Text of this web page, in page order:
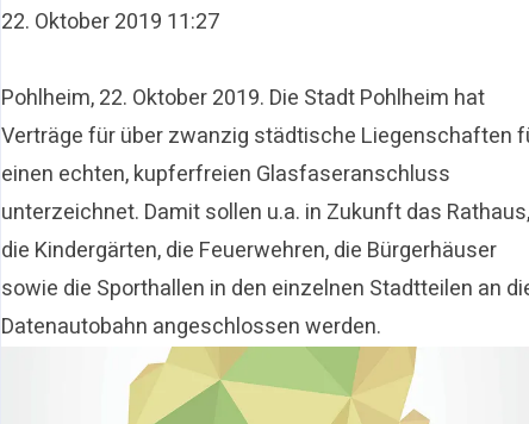
22. Oktober 2019 11:27
Pohlheim, 22. Oktober 2019. Die Stadt Pohlheim hat
Verträge für über zwanzig städtische Liegenschaften
einen echten, kupferfreien Glasfaseranschluss
unterzeichnet. Damit sollen u.a. in Zukunft das
die Kindergärten, die Feuerwehren, die Bürgerhäuser
sowie die Sporthallen in den einzelnen Stadtteilen an
Datenautobahn angeschlossen werden.